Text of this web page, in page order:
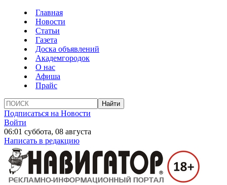
Главная
Новости
Статьи
Газета
Доска объявлений
Академгородок
О нас
Афиша
Прайс
Подписаться на Новости
Войти
06:01 суббота, 08 августа
Написать в редакцию